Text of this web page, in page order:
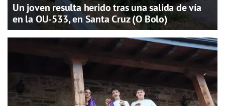
Un joven resulta herido tras una salida de vía
en la OU-533, en Santa Cruz (O Bolo)